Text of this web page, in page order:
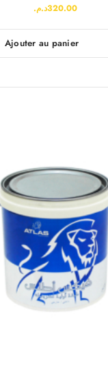
320.00د.م.
Ajouter au panier